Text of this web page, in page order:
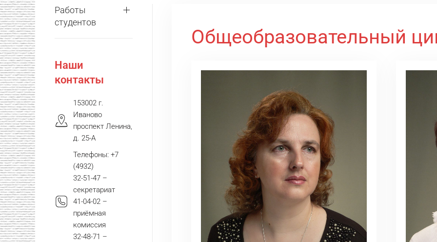
Работы
студентов
Наши
контакты
153002 г.
Иваново
проспект Ленина,
д. 25-А
Телефоны: +7
(4932)
32-51-47 –
секретариат
41-04-02 –
приёмная
комиссия
32-48-71 –
Общеобразовательный